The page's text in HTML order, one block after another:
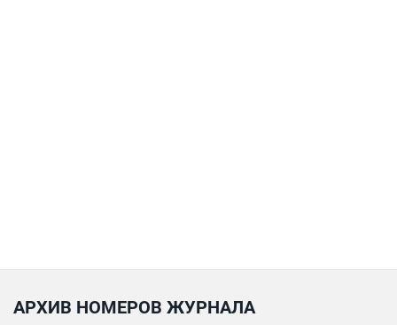
АРХИВ НОМЕРОВ ЖУРНАЛА